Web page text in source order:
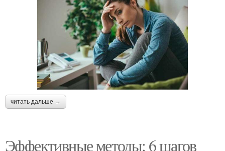
читать дальше →
Эффективные методы: 6 шагов